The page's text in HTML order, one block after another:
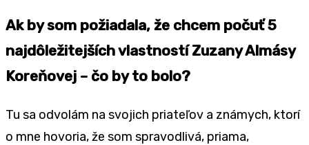
Ak by som požiadala, že chcem počuť 5
najdôležitejších vlastností Zuzany Almásy
Koreňovej – čo by to bolo?
Tu sa odvolám na svojich priateľov a známych, ktorí
o mne hovoria, že som spravodlivá, priama,